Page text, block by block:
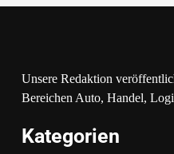
Unsere Redaktion
Bereichen Auto, Handel,
Kategorien